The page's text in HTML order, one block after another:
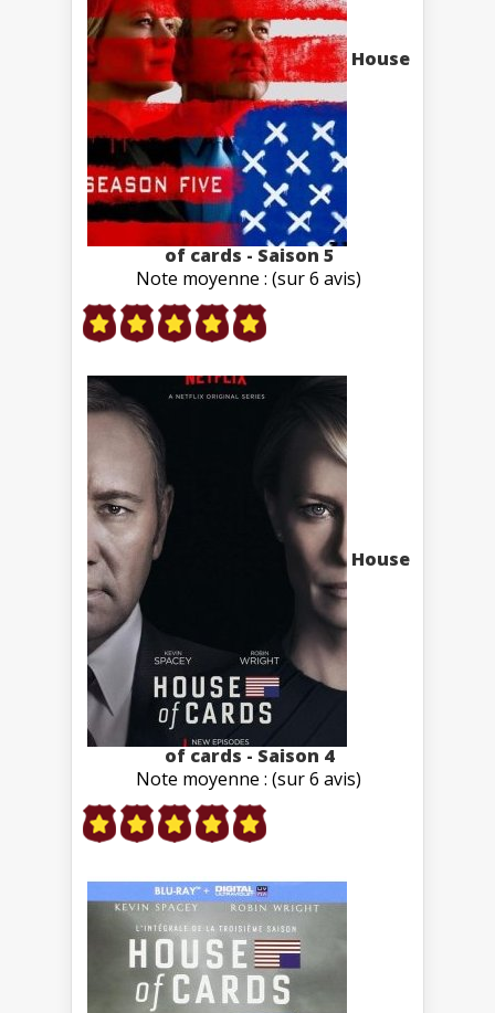
House
of cards - Saison 5
Note moyenne : (sur 6 avis)
House
of cards - Saison 4
Note moyenne : (sur 6 avis)